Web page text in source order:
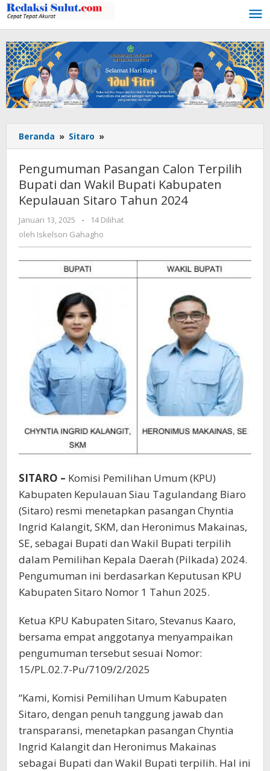
Lewati
ke
konten
Beranda » Sitaro »
Pasangan
Terpilih
Bupati
dan
Bupati
Kepulauan
Sitaro
Tahun
Pengumuman Pasangan Calon Terpilih
Bupati dan Wakil Bupati Kabupaten
Kepulauan Sitaro Tahun 2024
Januari 13, 2025
oleh
Iskelson
Gahagho
-
14 Dilihat
oleh Iskelson Gahagho
SITARO – Komisi Pemilihan Umum (KPU)
Kabupaten Kepulauan Siau Tagulandang Biaro
(Sitaro) resmi menetapkan pasangan Chyntia
Ingrid Kalangit, SKM, dan Heronimus Makainas,
SE, sebagai Bupati dan Wakil Bupati terpilih
dalam Pemilihan Kepala Daerah (Pilkada) 2024.
Pengumuman ini berdasarkan Keputusan KPU
Kabupaten Sitaro Nomor 1 Tahun 2025.
Ketua KPU Kabupaten Sitaro, Stevanus Kaaro,
bersama empat anggotanya menyampaikan
pengumuman tersebut sesuai Nomor:
15/PL.02.7-Pu/7109/2/2025
“Kami, Komisi Pemilihan Umum Kabupaten
Sitaro, dengan penuh tanggung jawab dan
transparansi, menetapkan pasangan Chyntia
Ingrid Kalangit dan Heronimus Makainas
sebagai Bupati dan Wakil Bupati terpilih. Hal ini